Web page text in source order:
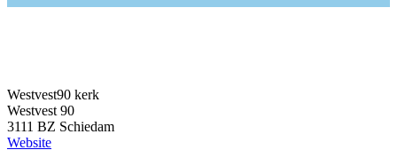
Westvest90 kerk
Westvest 90
3111 BZ Schiedam
Website